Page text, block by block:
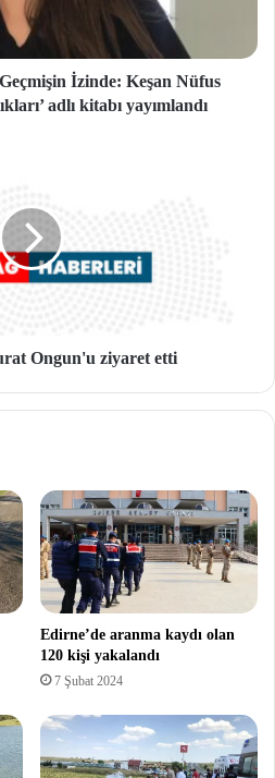
İzinde: Keşan Nüfus
adlı kitabı yayımlandı
Ongun'u ziyaret etti
Edirne’de aranma kaydı olan
120 kişi yakalandı
7 Şubat 2024